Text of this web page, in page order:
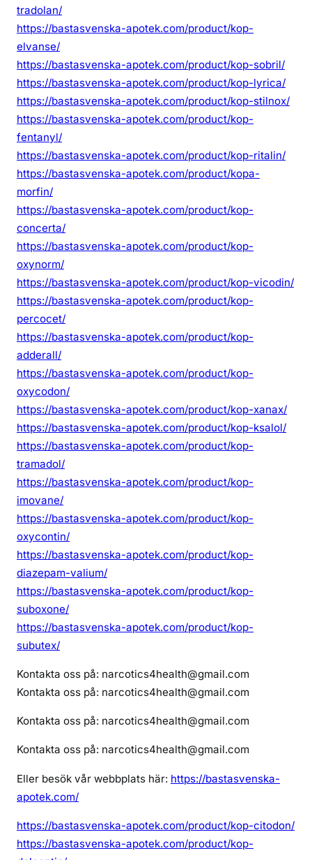
tradolan/
https://bastasvenska-apotek.com/product/kop-
elvanse/
https://bastasvenska-apotek.com/product/kop-sobril/
https://bastasvenska-apotek.com/product/kop-lyrica/
https://bastasvenska-apotek.com/product/kop-stilnox/
https://bastasvenska-apotek.com/product/kop-
fentanyl/
https://bastasvenska-apotek.com/product/kop-ritalin/
https://bastasvenska-apotek.com/product/kopa-
morfin/
https://bastasvenska-apotek.com/product/kop-
concerta/
https://bastasvenska-apotek.com/product/kop-
oxynorm/
https://bastasvenska-apotek.com/product/kop-vicodin/
https://bastasvenska-apotek.com/product/kop-
percocet/
https://bastasvenska-apotek.com/product/kop-
adderall/
https://bastasvenska-apotek.com/product/kop-
oxycodon/
https://bastasvenska-apotek.com/product/kop-xanax/
https://bastasvenska-apotek.com/product/kop-ksalol/
https://bastasvenska-apotek.com/product/kop-
tramadol/
https://bastasvenska-apotek.com/product/kop-
imovane/
https://bastasvenska-apotek.com/product/kop-
oxycontin/
https://bastasvenska-apotek.com/product/kop-
diazepam-valium/
https://bastasvenska-apotek.com/product/kop-
suboxone/
https://bastasvenska-apotek.com/product/kop-
subutex/
Kontakta oss på: narcotics4health@gmail.com
Kontakta oss på: narcotics4health@gmail.com
Kontakta oss på: narcotics4health@gmail.com
Kontakta oss på: narcotics4health@gmail.com
Eller besök vår webbplats här: https://bastasvenska-
apotek.com/
https://bastasvenska-apotek.com/product/kop-citodon/
https://bastasvenska-apotek.com/product/kop-